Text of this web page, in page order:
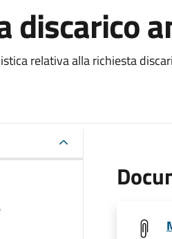
discarico
relativa alla richiesta